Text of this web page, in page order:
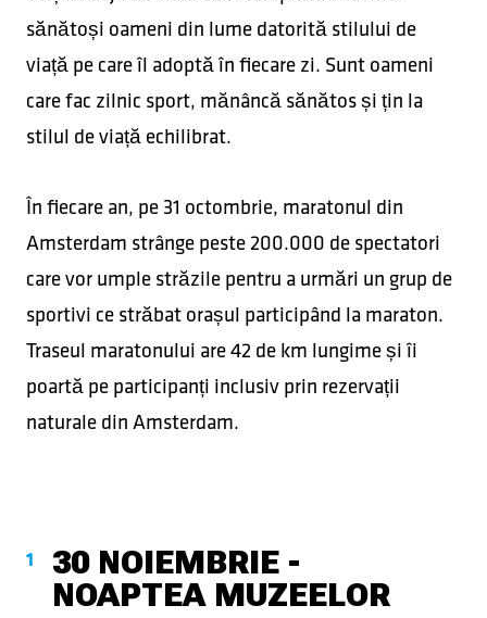
sănătoși oameni din lume datorită stilului de
viață pe care îl adoptă în fiecare zi. Sunt oameni
care fac zilnic sport, mănâncă sănătos și țin la
stilul de viață echilibrat.
În fiecare an, pe 31 octombrie, maratonul din
Amsterdam strânge peste 200.000 de spectatori
care vor umple străzile pentru a urmări un grup de
sportivi ce străbat orașul participând la maraton.
Traseul maratonului are 42 de km lungime și îi
poartă pe participanți inclusiv prin rezervații
naturale din Amsterdam.
30 NOIEMBRIE -
NOAPTEA MUZEELOR